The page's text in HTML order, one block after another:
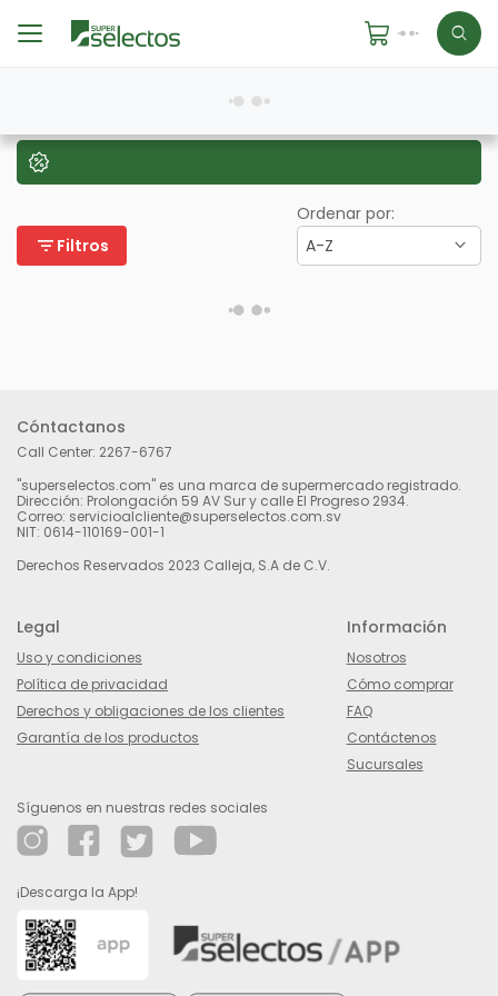
filter_list Filtros
Ordenar por:
A-Z
Cóntactanos
Call Center: 2267-6767
"superselectos.com" es una marca de supermercado registrado.
Dirección: Prolongación 59 AV Sur y calle El Progreso 2934.
Correo: servicioalcliente@superselectos.com.sv
NIT: 0614-110169-001-1
Derechos Reservados 2023 Calleja, S.A de C.V.
Legal
Uso y condiciones
Política de privacidad
Derechos y obligaciones de los clientes
Garantía de los productos
Información
Nosotros
Cómo comprar
FAQ
Contáctenos
Sucursales
Síguenos en nuestras redes sociales
¡Descarga la App!